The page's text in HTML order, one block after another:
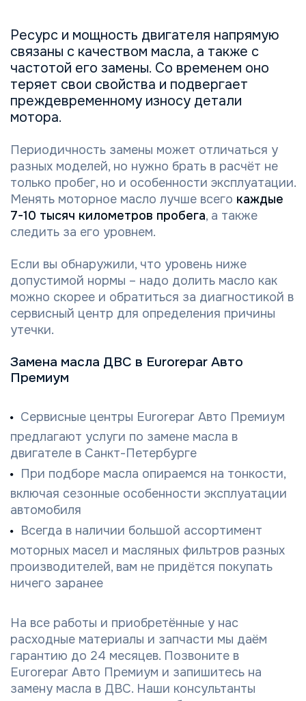
Ресурс и мощность двигателя напрямую
связаны с качеством масла, а также с
частотой его замены. Со временем оно
теряет свои свойства и подвергает
преждевременному износу детали
мотора.
Периодичность замены может отличаться у
разных моделей, но нужно брать в расчёт не
только пробег, но и особенности эксплуатации.
Менять моторное масло лучше всего каждые
7-10 тысяч километров пробега, а также
следить за его уровнем.
Если вы обнаружили, что уровень ниже
допустимой нормы – надо долить масло как
можно скорее и обратиться за диагностикой в
сервисный центр для определения причины
утечки.
Замена масла ДВС в Eurorepar Авто
Премиум
Сервисные центры Eurorepar Авто Премиум
предлагают услуги по замене масла в
двигателе в Санкт-Петербурге
При подборе масла опираемся на тонкости,
включая сезонные особенности эксплуатации
автомобиля
Всегда в наличии большой ассортимент
моторных масел и масляных фильтров разных
производителей, вам не придётся покупать
ничего заранее
На все работы и приобретённые у нас
расходные материалы и запчасти мы даём
гарантию до 24 месяцев. Позвоните в
Eurorepar Авто Премиум и запишитесь на
замену масла в ДВС. Наши консультанты